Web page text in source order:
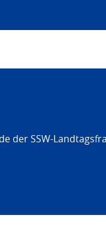
der SSW-